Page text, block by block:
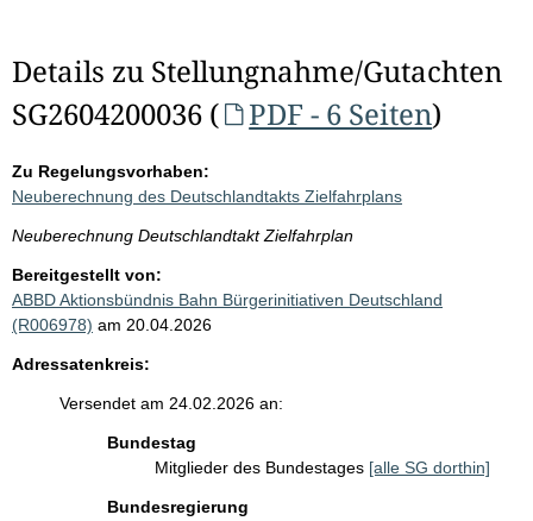
Details zu Stellungnahme/Gutachten
SG2604200036 (
PDF - 6 Seiten)
Zu Regelungsvorhaben:
Neuberechnung des Deutschlandtakts Zielfahrplans
Neuberechnung Deutschlandtakt Zielfahrplan
Bereitgestellt von:
ABBD Aktionsbündnis Bahn Bürgerinitiativen Deutschland
(R006978) am 20.04.2026
Adressatenkreis:
Versendet am 24.02.2026 an:
Bundestag
Mitglieder des Bundestages [alle SG dorthin]
Bundesregierung